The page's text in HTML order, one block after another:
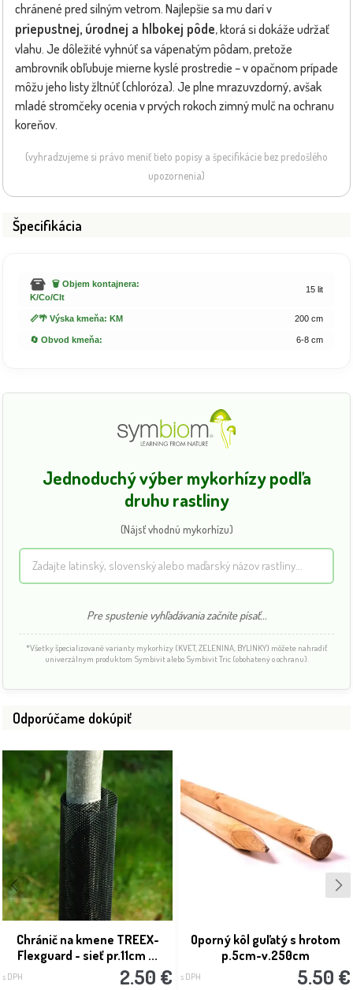
chránené pred silným vetrom. Najlepšie sa mu darí v
priepustnej, úrodnej a hlbokej pôde, ktorá si dokáže udržať
vlahu. Je dôležité vyhnúť sa vápenatým pôdam, pretože
ambrovník obľubuje mierne kyslé prostredie – v opačnom prípade
môžu jeho listy žltnúť (chloróza). Je plne mrazuvzdorný, avšak
mladé stromčeky ocenia v prvých rokoch zimný mulč na ochranu
koreňov.
(vyhradzujeme si právo meniť tieto popisy a špecifikácie bez predošlého
upozornenia)
Špecifikácia
🗑️ Objem kontajnera:
K/Co/Clt
15 lit
📏🌴 Výska kmeňa: KM 200 cm
🔄 Obvod kmeňa: 6-8 cm
Jednoduchý výber mykorhízy podľa
druhu rastliny
(Nájsť vhodnú mykorhízu)
Pre spustenie vyhľadávania začnite písať...
*Všetky špecializované varianty mykorhízy (KVET, ZELENINA, BYLINKY) môžete nahradiť
univerzálnym produktom Symbivit alebo Symbivit Tric (obohatený o ochranu).
Odporúčame dokúpiť
Chránič na kmene TREEX-
Flexguard - sieť pr.11cm ...
s DPH 2.50 €
Oporný kôl guľatý s hrotom
p.5cm-v.250cm
s DPH 5.50 €